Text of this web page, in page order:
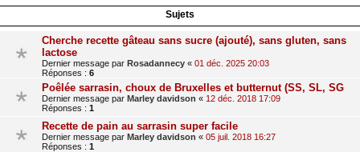
Sujets
Cherche recette gâteau sans sucre (ajouté), sans gluten, sans
lactose
Dernier message par Rosadannecy « 01 déc. 2025 20:03
Réponses : 6
Poêlée sarrasin, choux de Bruxelles et butternut (SS, SL, SG
Dernier message par Marley davidson « 12 déc. 2018 17:09
Réponses : 1
Recette de pain au sarrasin super facile
Dernier message par Marley davidson « 05 juil. 2018 16:27
Réponses : 1